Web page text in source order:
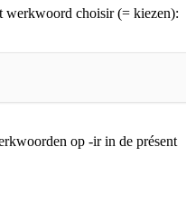
werkwoord choisir (= kiezen):
op -ir in de présent